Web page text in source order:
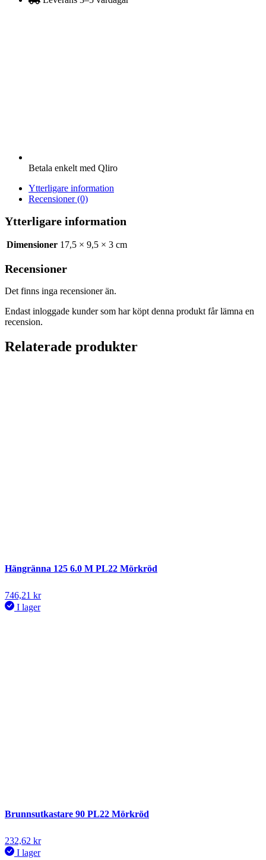
Betala enkelt med Qliro
Ytterligare information
Recensioner (0)
Ytterligare information
Dimensioner 17,5 × 9,5 × 3 cm
Recensioner
Det finns inga recensioner än.
Endast inloggade kunder som har köpt denna produkt får lämna en
recension.
Relaterade produkter
Hängränna 125 6.0 M PL22 Mörkröd
746,21 kr
I lager
Brunnsutkastare 90 PL22 Mörkröd
232,62 kr
I lager